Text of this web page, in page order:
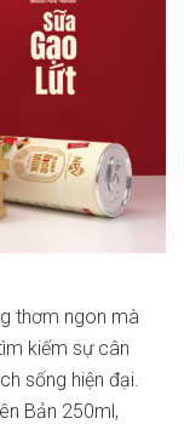
thơm ngon mà
kiếm sự cân
sống hiện đại.
Bản 250ml,